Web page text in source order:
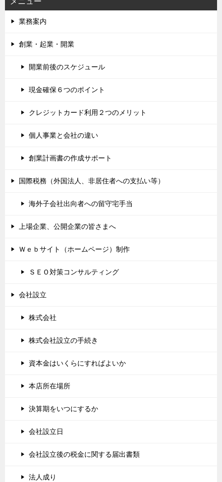
業務案内
創業・起業・開業
開業前後のスケジュール
現金確保６つのポイント
クレジットカード利用２つのメリット
個人事業と会社の違い
創業計画書の作成サポート
国際税務（外国法人、非居住者への支払い等）
海外子会社出向者への留守宅手当
上場企業、公開企業の皆さまへ
Ｗｅｂサイト（ホームページ）制作
ＳＥＯ対策コンサルティング
会社設立
株式会社
株式会社設立の手続き
資本金はいくらにすればよいか
本店所在場所
決算期をいつにするか
会社設立日
会社設立後の税金に関する届出書類
法人成り